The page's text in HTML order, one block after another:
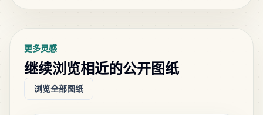
更多灵感
继续浏览相近的公开图纸
浏览全部图纸